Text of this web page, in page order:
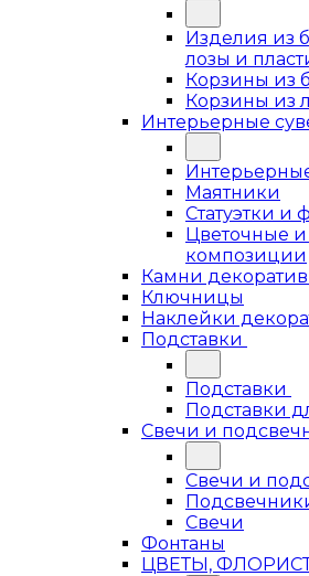
Изделия из
лозы и
Корзины из
Корзины из
Интерьерные
Маятники
Статуэтки и
Цветочные и
композиции
Камни
Ключницы
Наклейки
Подставки
Подставки
Подставки
Свечи и
Свечи и
Свечи
Фонтаны
ЦВЕТЫ,